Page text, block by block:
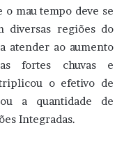
mau tempo deve se
diversas regiões do
atender ao aumento
fortes chuvas e
o efetivo de
a quantidade de
Integradas.